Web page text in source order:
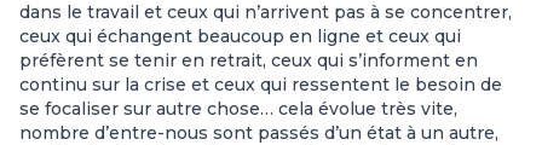
dans le travail et ceux qui n’arrivent pas à se concentrer,
ceux qui échangent beaucoup en ligne et ceux qui
préfèrent se tenir en retrait, ceux qui s’informent en
continu sur la crise et ceux qui ressentent le besoin de
se focaliser sur autre chose… cela évolue très vite,
nombre d’entre-nous sont passés d’un état à un autre,